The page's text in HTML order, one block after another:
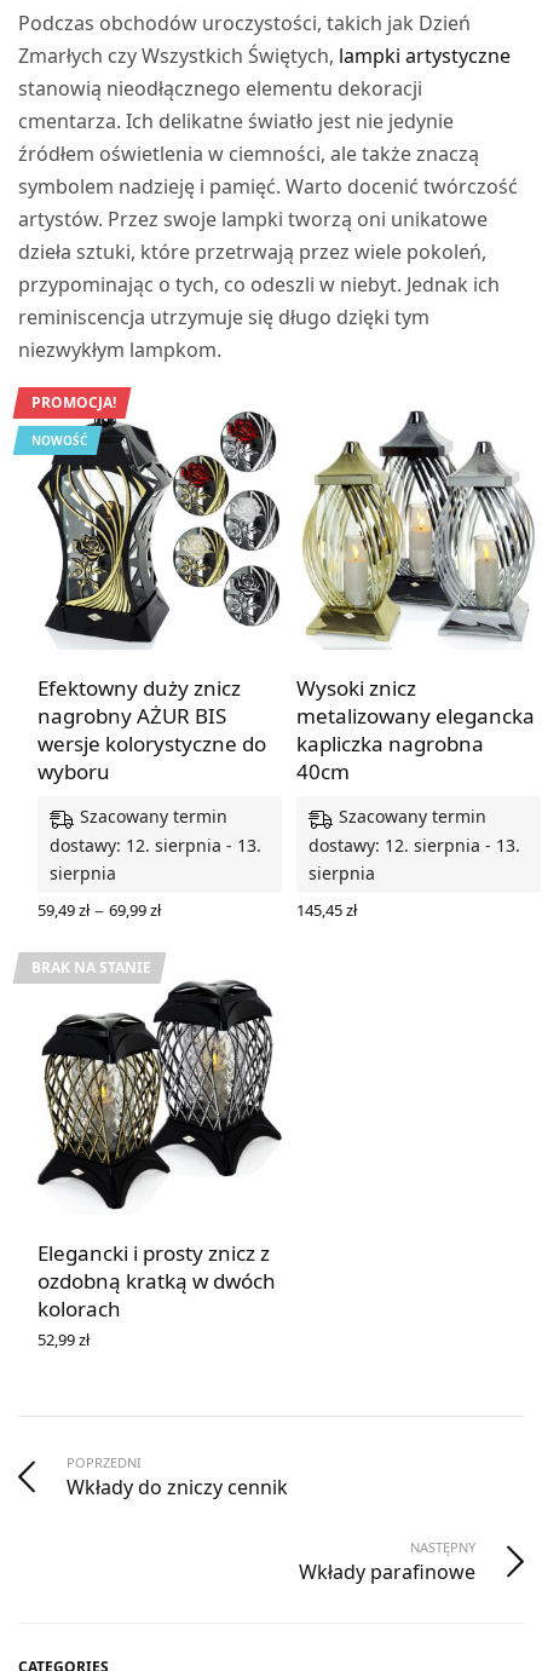
Podczas obchodów uroczystości, takich jak Dzień
Zmarłych czy Wszystkich Świętych, lampki artystyczne
stanowią nieodłącznego elementu dekoracji
cmentarza. Ich delikatne światło jest nie jedynie
źródłem oświetlenia w ciemności, ale także znaczą
symbolem nadzieję i pamięć. Warto docenić twórczość
artystów. Przez swoje lampki tworzą oni unikatowe
dzieła sztuki, które przetrwają przez wiele pokoleń,
przypominając o tych, co odeszli w niebyt. Jednak ich
reminiscencja utrzymuje się długo dzięki tym
niezwykłym lampkom.
PROMOCJA!
NOWOŚĆ
Efektowny duży znicz
nagrobny AŻUR BIS
wersje kolorystyczne do
wyboru
Szacowany termin
dostawy: 12. sierpnia - 13.
sierpnia
59,49zł – 69,99złZakres
59,49 zł
do
69,99 zł
Wysoki znicz
metalizowany elegancka
kapliczka nagrobna
40cm
Szacowany termin
dostawy: 12. sierpnia - 13.
sierpnia
145,45zł
BRAK NA STANIE
Elegancki i prosty znicz z
ozdobną kratką w dwóch
kolorach
52,99zł
POPRZEDNI
Wkłady do zniczy cennik
NASTĘPNY
Wkłady parafinowe
CATEGORIES